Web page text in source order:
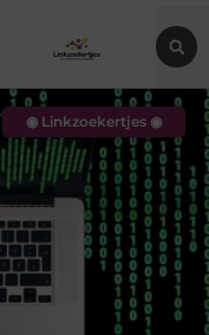
◉ Linkzoekertjes ◉